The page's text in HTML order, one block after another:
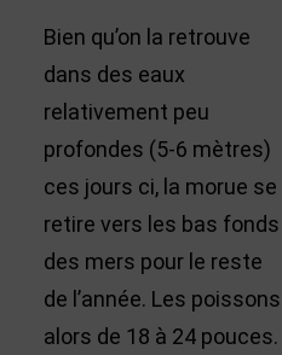
Bien qu’on la retrouve
dans des eaux
relativement peu
profondes (5-6 mètres)
ces jours ci, la morue se
retire vers les bas fonds
des mers pour le reste
de l’année. Les
alors de 18 à 24 pouces.